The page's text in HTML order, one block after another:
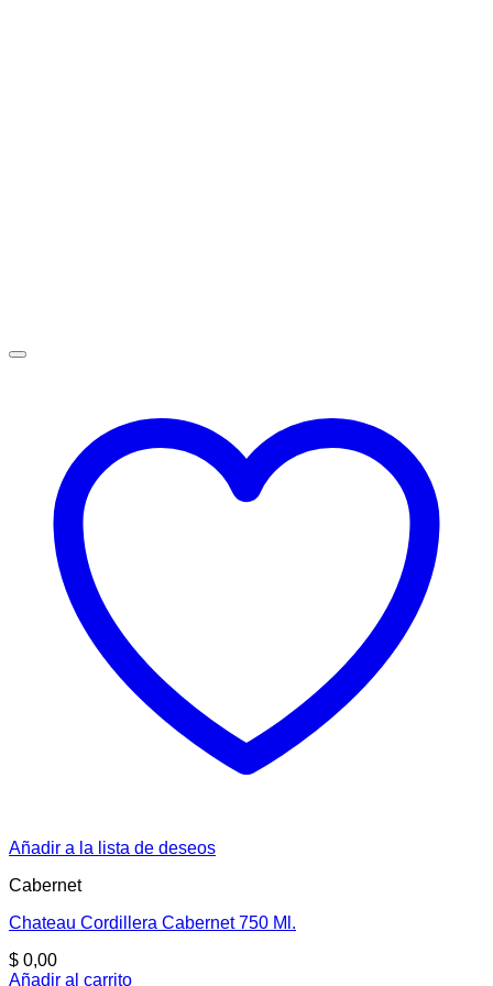
Añadir a la lista de deseos
Cabernet
Chateau Cordillera Cabernet 750 Ml.
$ 0,00
Añadir al carrito